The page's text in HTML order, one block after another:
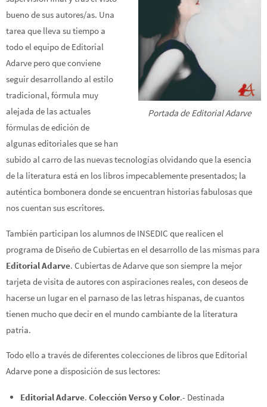
Portada de Editorial Adarve
bueno de sus autores/as. Una
tarea que lleva su tiempo a
todo el equipo de Editorial
Adarve pero que conviene
seguir desarrollando al estilo
tradicional, fórmula muy
alejada de las actuales
fórmulas de edición de
algunas editoriales que se han
subido al carro de las nuevas tecnologías olvidando que la esencia
de la literatura está en los libros impecablemente presentados; la
auténtica bombonera donde se encuentran historias fabulosas que
nos cuentan sus escritores.
También participan los alumnos de INSEDIC que realicen el
programa de Diseño de Cubiertas en el desarrollo de las mismas para
Editorial Adarve. Cubiertas de Adarve que son siempre la mejor
tarjeta de visita de autores con aspiraciones reales, con deseos de
hacerse un lugar en el parnaso de las letras hispanas, de cuantos
tienen mucho que decir en el mundo cambiante de la literatura
patria.
Todo ello a través de diferentes colecciones de libros que Editorial
Adarve pone a disposición de sus lectores:
Editorial Adarve.Colección Verso y Color.- Destinada